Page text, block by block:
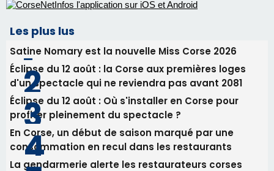
Tennis - Début ce week-end du tournoi du
RCPV
31/07/2026 08:22
82ème anniversaire de la disparition du
Commandant Antoine de Saint Exupery
Les plus lus
Satine Nomary est la nouvelle Miss Corse 2026